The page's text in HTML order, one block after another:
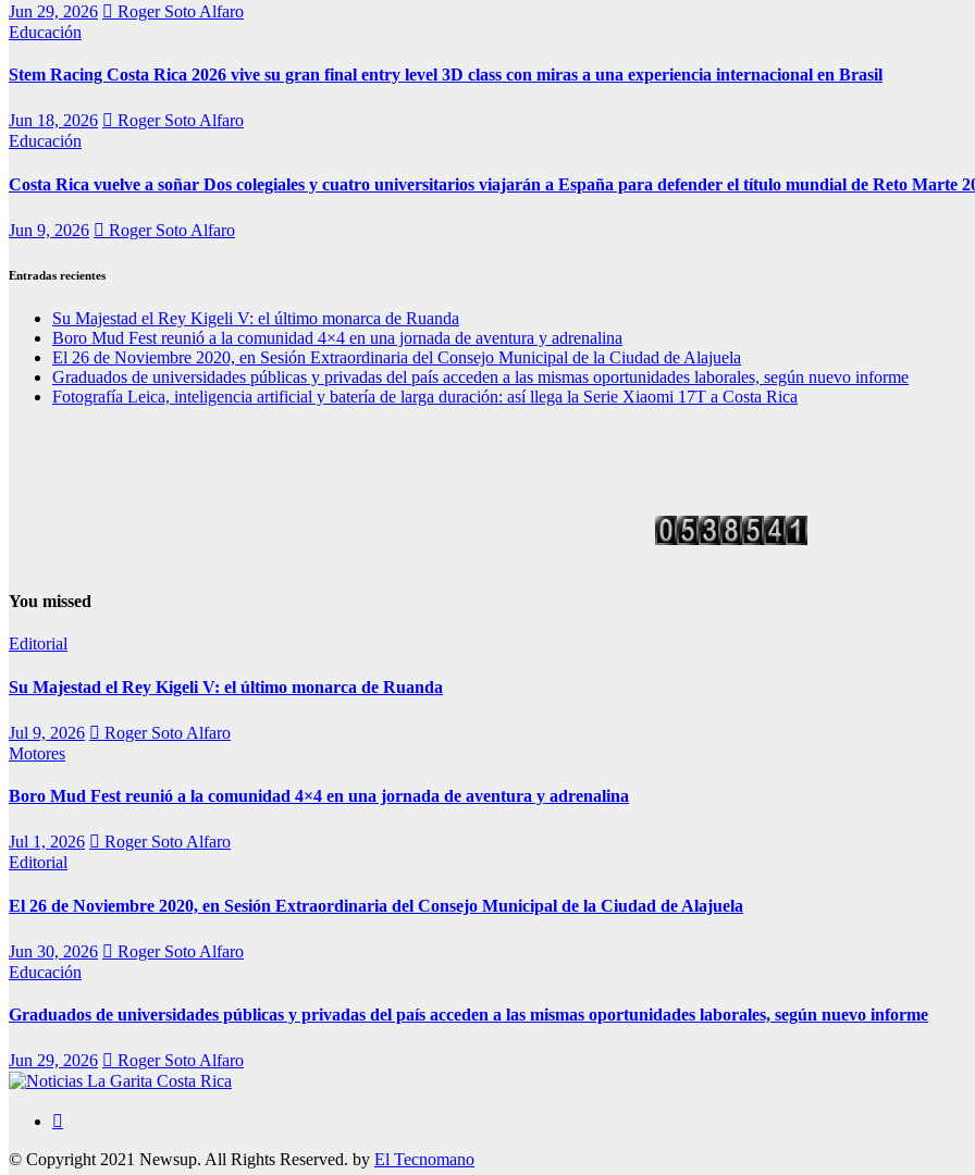
Jun 29, 2026
Roger Soto Alfaro
Educación
Stem Racing Costa Rica 2026 vive su gran final entry level 3D class con miras a una experiencia internacional en Brasil
Jun 18, 2026
Roger Soto Alfaro
Educación
Costa Rica vuelve a soñar Dos colegiales y cuatro universitarios viajarán a España para defender el título mundial de Reto Marte
Jun 9, 2026 Roger Soto Alfaro
Entradas recientes
Su Majestad el Rey Kigeli V: el último monarca de Ruanda
Boro Mud Fest reunió a la comunidad 4×4 en una jornada de aventura y adrenalina
El 26 de Noviembre 2020, en Sesión Extraordinaria del Consejo Municipal de la Ciudad de Alajuela
Graduados de universidades públicas y privadas del país acceden a las mismas oportunidades laborales, según nuevo informe
Fotografía Leica, inteligencia artificial y batería de larga duración: así llega la Serie Xiaomi 17T a Costa Rica
You missed
Editorial
Su Majestad el Rey Kigeli V: el último monarca de Ruanda
Jul 9, 2026
Roger Soto Alfaro
Motores
Boro Mud Fest reunió a la comunidad 4×4 en una jornada de aventura y adrenalina
Jul 1, 2026
Roger Soto Alfaro
Editorial
El 26 de Noviembre 2020, en Sesión Extraordinaria del Consejo Municipal de la Ciudad de Alajuela
Jun 30, 2026
Roger Soto Alfaro
Educación
Graduados de universidades públicas y privadas del país acceden a las mismas oportunidades laborales, según nuevo informe
Jun 29, 2026 Roger Soto Alfaro
Noticias La Garita Costa Rica
Medio Alternativo
© Copyright 2021 Newsup. All Rights Reserved. by El Tecnomano